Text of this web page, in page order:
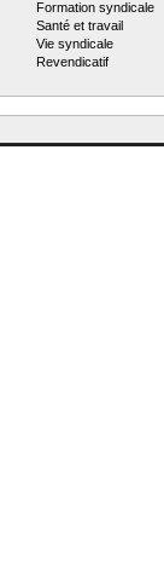
Formation syndicale
Santé et travail
Vie syndicale
Revendicatif